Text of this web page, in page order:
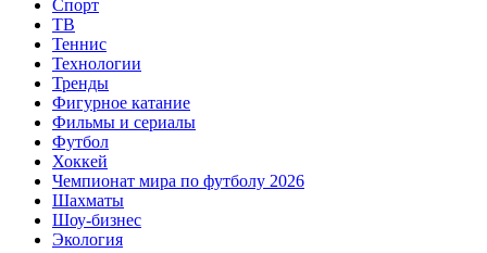
Спорт
ТВ
Теннис
Технологии
Тренды
Фигурное катание
Фильмы и сериалы
Футбол
Хоккей
Чемпионат мира по футболу 2026
Шахматы
Шоу-бизнес
Экология